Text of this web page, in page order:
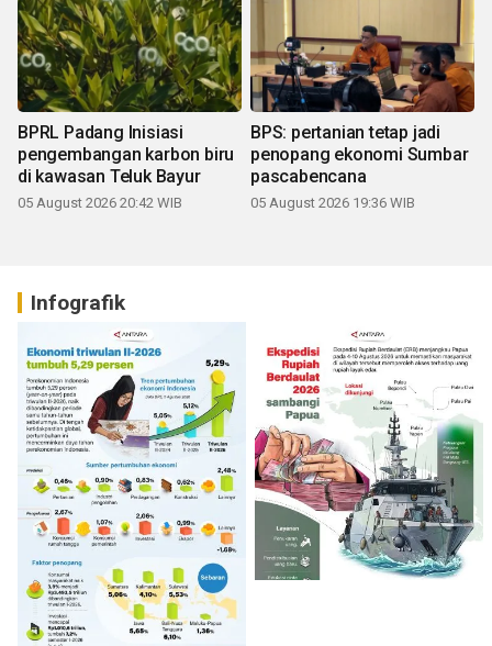
BPRL Padang Inisiasi
pengembangan karbon biru
di kawasan Teluk Bayur
05 August 2026 20:42 WIB
BPS: pertanian tetap jadi
penopang ekonomi Sumbar
pascabencana
05 August 2026 19:36 WIB
Infografik